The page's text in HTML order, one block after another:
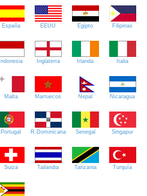
España EEUU Egipto Filipinas
Indonesia Inglaterra Irlanda Italia
Malta Marruecos Nepal Nicaragua
Portugal R.Dominicana Senegal Singapur
Suiza Tailandia Tanzania Turquía